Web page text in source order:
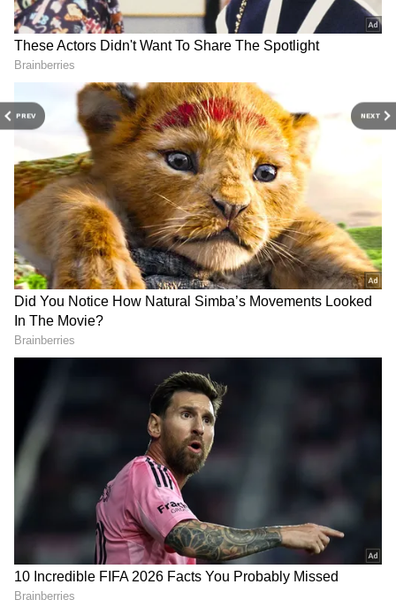
PREV NEXT
Image Credit : Asianet News
திட்டத்தின் பின்னணி மற்றும்
தற்போதைய நிலை
புதுச்சேரி அரசு நடவடிக்கை
புதுச்சேரி முதலமைச்சர் ரங்கசாமி
அவர்களின் தலைமையிலான அரசு,
வறுமைக் கோட்டிற்குக் கீழ் (BPL) உள்ள
குடும்பத் தலைவிகளுக்கான மாதாந்திர
உதவித்தொகையை ரூ.1,000 இலிருந்து
ரூ.2,500 ஆக உயர்த்தி பட்ஜெட்டில்
அறிவித்தது. இத்திட்டத்திற்கான அரசாங்கக்
கோப்பிற்குத் துணைநிலை ஆளுநரின்
அதிகாரப்பூர்வ ஒப்புதலும் கிடைத்துள்ளது.
இதன் மூலம் புதுச்சேரியில் உள்ள சுமார்
64,000-க்கும் மேற்பட்ட பெண்கள்
நேரடியாகப் பயனடைந்து வருகின்றனர்.
தமிழ்நாடு நிலைமை